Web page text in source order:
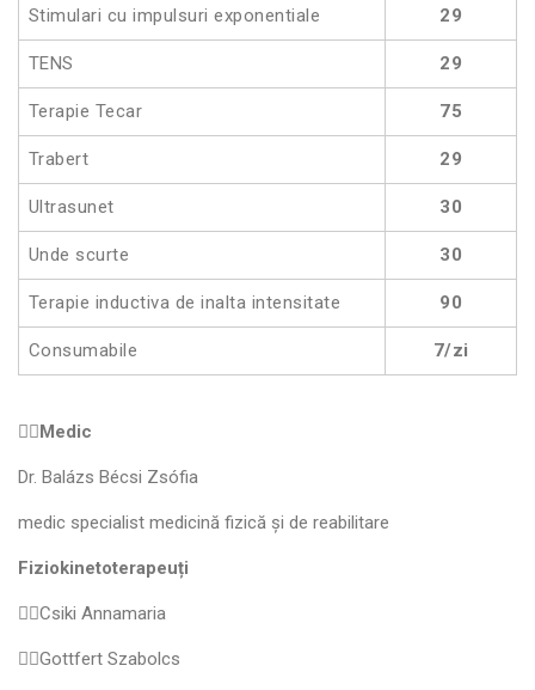
Stimulari cu impulsuri exponentiale 29
TENS 29
Terapie Tecar 75
Trabert 29
Ultrasunet 30
Unde scurte 30
Terapie inductiva de inalta intensitate 90
Consumabile 7/zi
👩‍⚕️Medic
Dr. Balázs Bécsi Zsófia
medic specialist medicină fizică și de reabilitare
Fiziokinetoterapeuți
👩‍⚕️Csiki Annamaria
👨‍⚕️Gottfert Szabolcs